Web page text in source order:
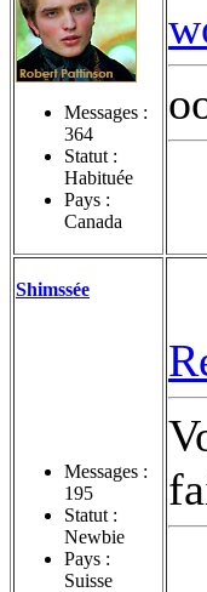
Messages :
364
Statut :
Habituée
Pays :
Canada
Shimssée
Messages :
195
Statut :
Newbie
Pays :
Suisse